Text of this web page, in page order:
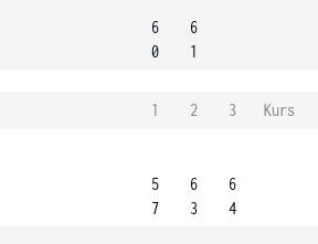
6
0
6
1
1 2 3
Kurs
5
7
6
3
6
4